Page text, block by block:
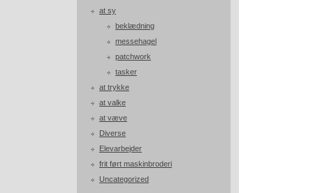
at sy
beklædning
messehagel
patchwork
tasker
at trykke
at valke
at væve
Diverse
Elevarbejder
frit ført maskinbroderi
Uncategorized